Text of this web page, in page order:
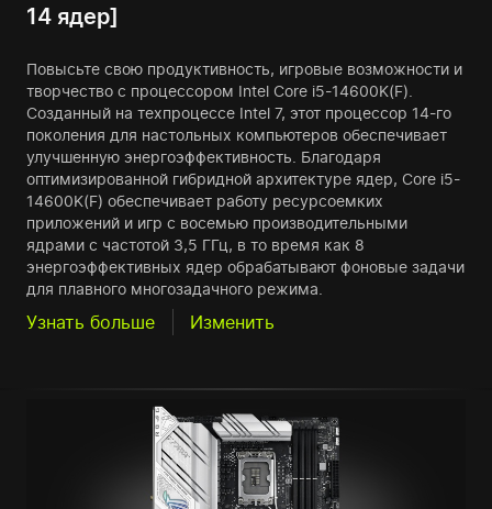
14 ядер]
Повысьте свою продуктивность, игровые возможности и
творчество с процессором Intel Core i5-14600K(F).
Созданный на техпроцессе Intel 7, этот процессор 14-го
поколения для настольных компьютеров обеспечивает
улучшенную энергоэффективность. Благодаря
оптимизированной гибридной архитектуре ядер, Core i5-
14600K(F) обеспечивает работу ресурсоемких
приложений и игр с восемью производительными
ядрами с частотой 3,5 ГГц, в то время как 8
энергоэффективных ядер обрабатывают фоновые задачи
для плавного многозадачного режима.
Узнать больше Изменить